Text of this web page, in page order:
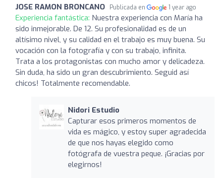
JOSE RAMON BRONCANO Publicada en 1 year ago
Experiencia fantástica: Nuestra experiencia con María ha
sido inmejorable. De 12. Su profesionalidad es de un
altísimo nivel, y su calidad en el trabajo es muy buena. Su
vocación con la fotografía y con su trabajo, infinita.
Trata a los protagonistas con mucho amor y delicadeza.
Sin duda, ha sido un gran descubrimiento. Seguid así
chicos! Totalmente recomendable.
Nidori Estudio
Capturar esos primeros momentos de
vida es mágico, y estoy super agradecida
de que nos hayas elegido como
fotógrafa de vuestra peque. ¡Gracias por
elegirnos!